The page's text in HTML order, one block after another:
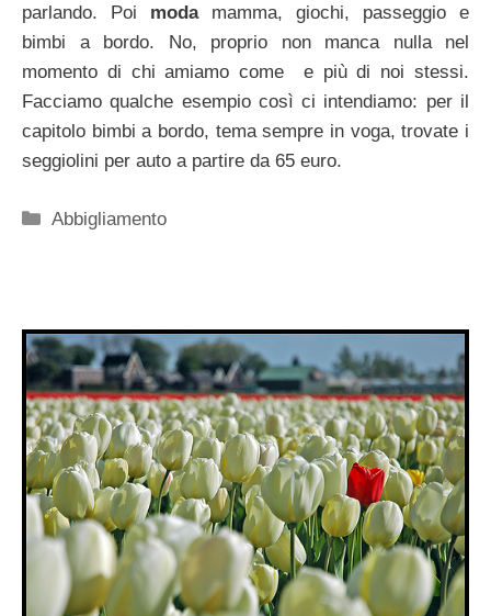
parlando. Poi modamamma, giochi, passeggio e
bimbi a bordo. No, proprio non manca nulla nel
momento di chi amiamo come e più di noi stessi.
Facciamo qualche esempio così ci intendiamo: per il
capitolo bimbi a bordo, tema sempre in voga, trovate i
seggiolini per auto a partire da 65 euro.
Categorie
Abbigliamento